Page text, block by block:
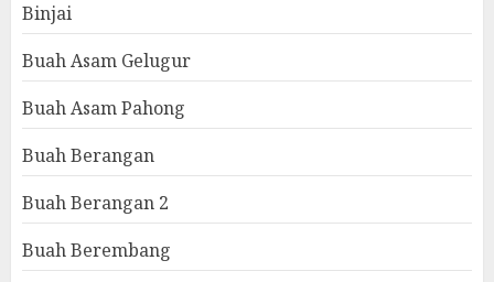
Binjai
Buah Asam Gelugur
Buah Asam Pahong
Buah Berangan
Buah Berangan 2
Buah Berembang